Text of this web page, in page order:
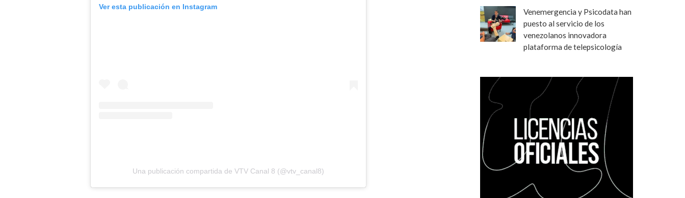
Ver esta publicación en Instagram
Una publicación compartida de VTV Canal 8 (@vtv_canal8)
Venemergencia y Psicodata han
puesto al servicio de los
venezolanos innovadora
plataforma de telepsicología